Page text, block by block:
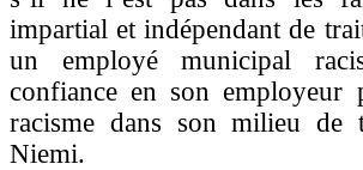
impartial et indépendant de
un employé municipal
confiance en son
racisme dans son milieu
Niemi.